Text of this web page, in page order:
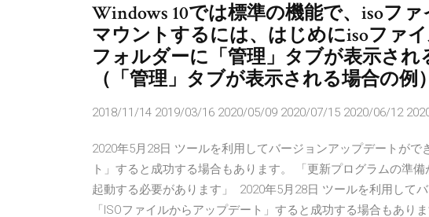
Windows 10では標準の機能で、isoフ
マウントするには、はじめにisoファ
フォルダーに「管理」タブが表示され
（「管理」タブが表示される場合の例）
2018/11/14 2019/03/16 2020/05/09 2020/07/15 2020/06/12
2020年5月28日 ツールを利用してバージョンアップデートが
ト」すると成功する場合もあります。 「更新プログラムの準
起動する必要があります」 2020年5月28日 ツールを利用して
「ISOファイルからアップデート」すると成功する場合もあり